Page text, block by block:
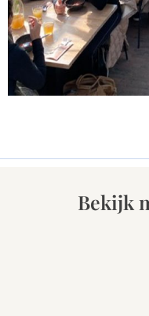
Bekijk